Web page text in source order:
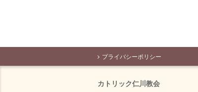
プライバシーポリシー
カトリック仁川教会